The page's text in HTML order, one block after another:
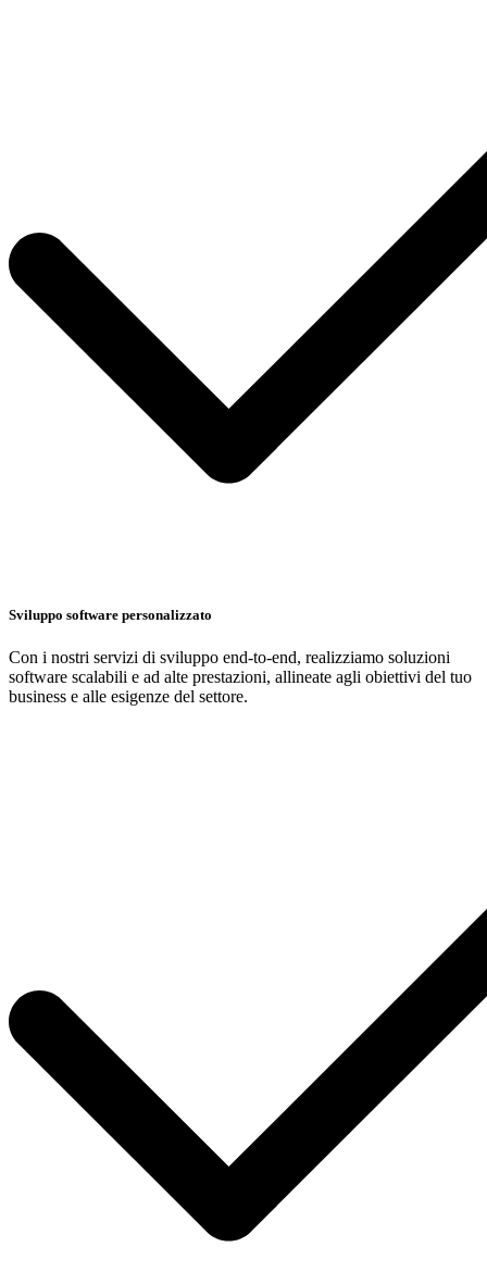
Sviluppo software personalizzato
Con i nostri servizi di sviluppo end-to-end, realizziamo soluzioni
software scalabili e ad alte prestazioni, allineate agli obiettivi del tuo
business e alle esigenze del settore.